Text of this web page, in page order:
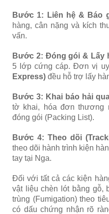
Bước 1: Liên hệ & Báo
hàng, cân nặng và kích
vấn.
Bước 2: Đóng gói & Lấy
5 lớp cứng cáp. Đơn vị
Express) đều hỗ trợ lấy
Bước 3: Khai báo hải
tờ khai, hóa đơn thương
đóng gói (Packing List).
Bước 4: Theo dõi
theo dõi hành trình kiện
tay tại Nga.
Đối với tất cả các kiện
vật liệu chèn lót bằng gỗ,
trùng (Fumigation) theo
có dấu chứng nhận rõ